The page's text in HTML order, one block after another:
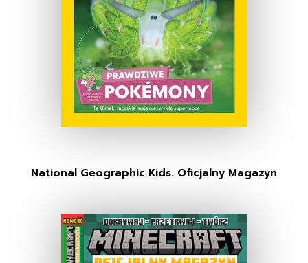
National Geographic Kids. Oficjalny Magazyn